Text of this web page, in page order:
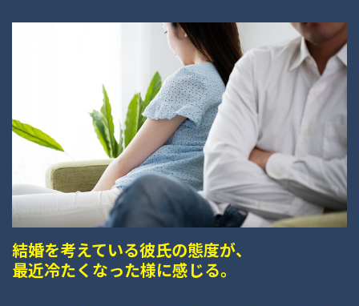
結婚を考えている彼氏の態度が、
最近冷たくなった様に感じる。